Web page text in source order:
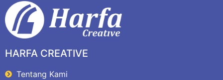
HARFA CREATIVE
Tentang Kami